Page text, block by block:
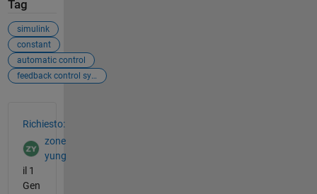
Tag
simulink
constant
automatic control
feedback control systems
Richiesto:
zone
yung
il 1
Gen